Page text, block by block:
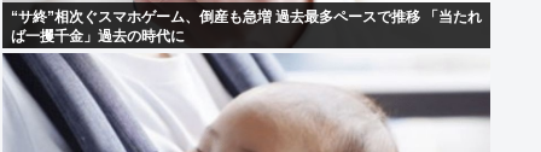
“サ終”相次ぐスマホゲーム、倒産も急増 過去最多ペースで推移 「当たれ
ば一攫千金」過去の時代に